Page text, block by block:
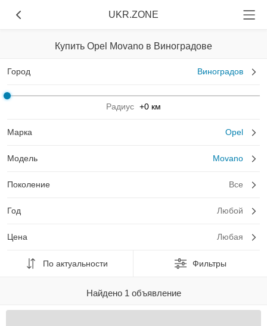
UKR.ZONE
Купить Opel Movano в Виноградове
Город Виноградов
Радиус +0 км
Марка Opel
Модель Movano
Поколение Все
Год Любой
Цена Любая
По актуальности Фильтры
Найдено 1 объявление